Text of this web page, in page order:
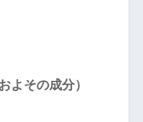
よその成分）